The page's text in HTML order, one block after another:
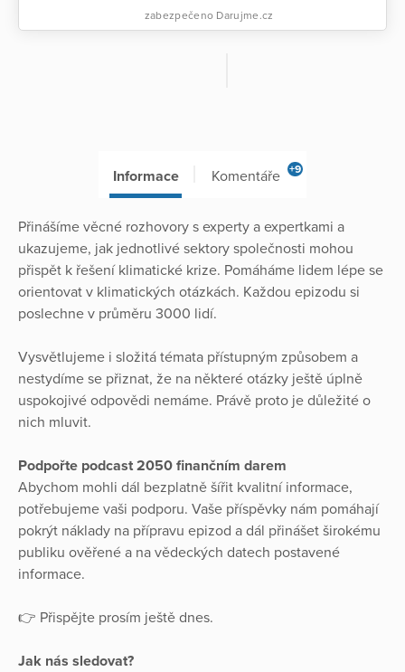
zabezpečeno Darujme.cz
Informace Komentáře +9
Přinášíme věcné rozhovory s experty a expertkami a
ukazujeme, jak jednotlivé sektory společnosti mohou
přispět k řešení klimatické krize. Pomáháme lidem lépe se
orientovat v klimatických otázkách. Každou epizodu si
poslechne v průměru 3000 lidí.
Vysvětlujeme i složitá témata přístupným způsobem a
nestydíme se přiznat, že na některé otázky ještě úplně
uspokojivé odpovědi nemáme. Právě proto je důležité o
nich mluvit.
Podpořte podcast 2050 finančním darem
Abychom mohli dál bezplatně šířit kvalitní informace,
potřebujeme vaši podporu. Vaše příspěvky nám pomáhají
pokrýt náklady na přípravu epizod a dál přinášet širokému
publiku ověřené a na vědeckých datech postavené
informace.
👉 Přispějte prosím ještě dnes.
Jak nás sledovat?